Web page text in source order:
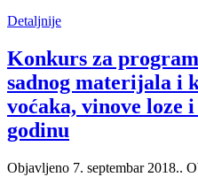
Detaljnije
Konkurs za
sadnog materijala i
voćaka, vinove loze
godinu
Objavljeno 7. septembar 2018..